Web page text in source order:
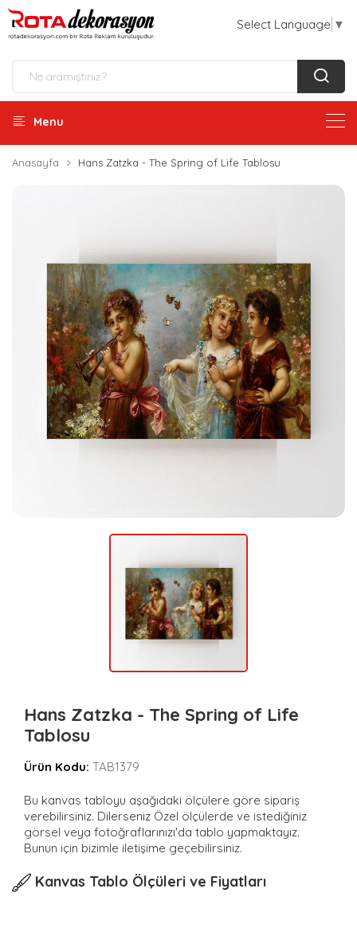
Select Language ▼
Menu
Anasayfa Hans Zatzka - The Spring of Life Tablosu
Hans Zatzka - The Spring of Life
Tablosu
Ürün Kodu: TAB1379
Bu kanvas tabloyu aşağıdaki ölçülere göre sipariş
verebilirsiniz. Dilerseniz Özel ölçülerde ve istediğiniz
görsel veya fotoğraflarınızı'da tablo yapmaktayız.
Bunun için bizimle iletişime geçebilirsiniz.
Kanvas Tablo Ölçüleri ve Fiyatları